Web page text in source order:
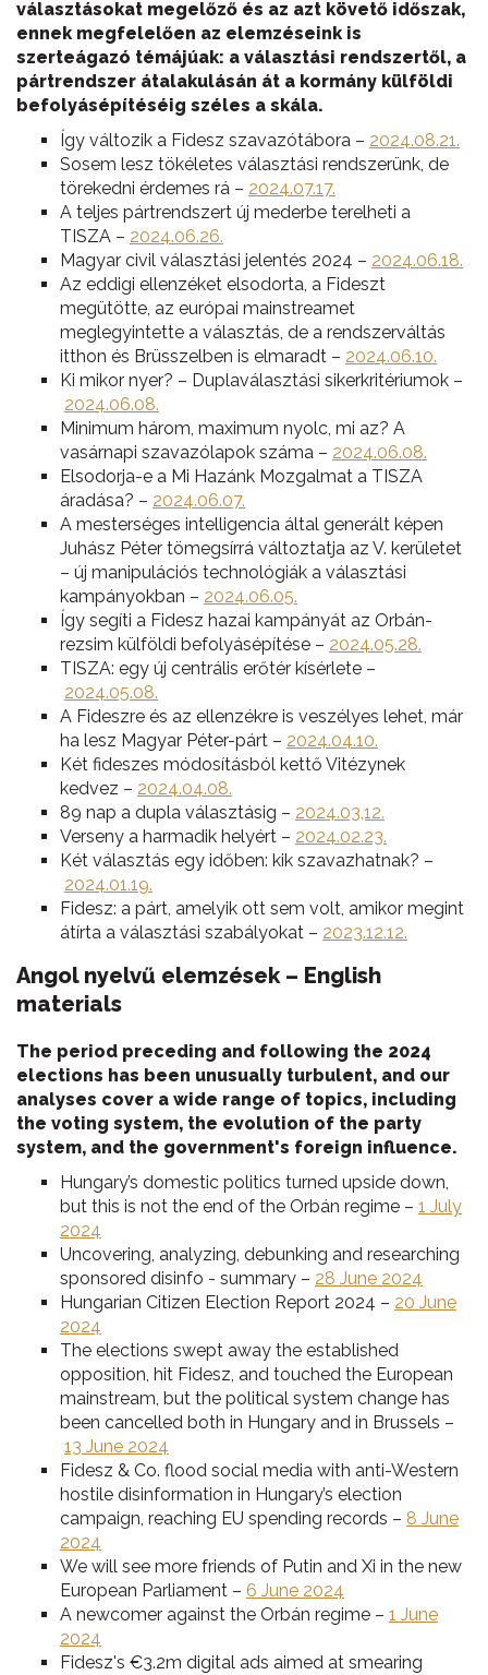
választásokat megelőző és az azt követő időszak,
ennek megfelelően az elemzéseink is
szerteágazó témájúak: a választási rendszertől, a
pártrendszer átalakulásán át a kormány külföldi
befolyásépítéséig széles a skála.
Így változik a Fidesz szavazótábora – 2024.08.21.
Sosem lesz tökéletes választási rendszerünk, de
törekedni érdemes rá – 2024.07.17.
A teljes pártrendszert új mederbe terelheti a
TISZA – 2024.06.26.
Magyar civil választási jelentés 2024 – 2024.06.18.
Az eddigi ellenzéket elsodorta, a Fideszt
megütötte, az európai mainstreamet
meglegyintette a választás, de a rendszerváltás
itthon és Brüsszelben is elmaradt – 2024.06.10.
Ki mikor nyer? – Duplaválasztási sikerkritériumok –
2024.06.08.
Minimum három, maximum nyolc, mi az? A
vasárnapi szavazólapok száma – 2024.06.08.
Elsodorja-e a Mi Hazánk Mozgalmat a TISZA
áradása? – 2024.06.07.
A mesterséges intelligencia által generált képen
Juhász Péter tömegsírrá változtatja az V. kerületet
– új manipulációs technológiák a választási
kampányokban – 2024.06.05.
Így segíti a Fidesz hazai kampányát az Orbán-
rezsim külföldi befolyásépítése – 2024.05.28.
TISZA: egy új centrális erőtér kísérlete –
2024.05.08.
A Fideszre és az ellenzékre is veszélyes lehet, már
ha lesz Magyar Péter-párt – 2024.04.10.
Két fideszes módosításból kettő Vitézynek
kedvez – 2024.04.08.
89 nap a dupla választásig – 2024.03,12.
Verseny a harmadik helyért – 2024.02.23.
Két választás egy időben: kik szavazhatnak? –
2024.01.19.
Fidesz: a párt, amelyik ott sem volt, amikor megint
átírta a választási szabályokat – 2023.12.12.
Angol nyelvű elemzések – English
materials
The period preceding and following the 2024
elections has been unusually turbulent, and our
analyses cover a wide range of topics, including
the voting system, the evolution of the party
system, and the government's foreign influence.
Hungary’s domestic politics turned upside down,
but this is not the end of the Orbán regime – 1 July
2024
Uncovering, analyzing, debunking and researching
sponsored disinfo - summary – 28 June 2024
Hungarian Citizen Election Report 2024 – 20 June
2024
The elections swept away the established
opposition, hit Fidesz, and touched the European
mainstream, but the political system change has
been cancelled both in Hungary and in Brussels –
13 June 2024
Fidesz & Co. flood social media with anti-Western
hostile disinformation in Hungary’s election
campaign, reaching EU spending records – 8 June
2024
We will see more friends of Putin and Xi in the new
European Parliament – 6 June 2024
A newcomer against the Orbán regime – 1 June
2024
Fidesz's €3.2m digital ads aimed at smearing